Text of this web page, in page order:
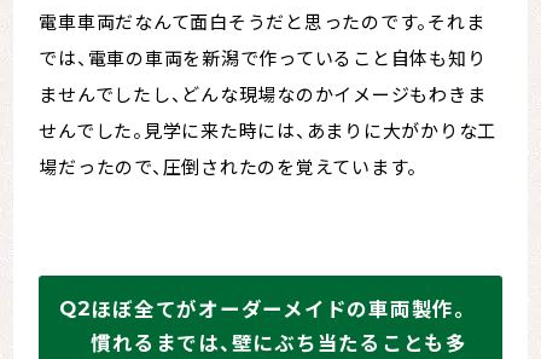
電車車両だなんて面白そうだと思ったのです。それま
では、電車の車両を新潟で作っていること自体も知り
ませんでしたし、どんな現場なのかイメージもわきま
せんでした。見学に来た時には、あまりに大がかりな工
場だったので、圧倒されたのを覚えています。
ほぼ全てがオーダーメイドの車両製作。
慣れるまでは、壁にぶち当たることも多